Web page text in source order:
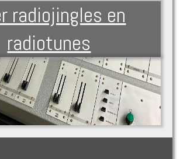
radiojingles en
radiotunes